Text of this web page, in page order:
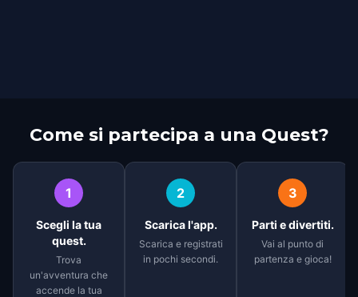
Come si partecipa a una Quest?
1
Scegli la tua
quest.
Trova
un'avventura che
accende la tua
2
Scarica l'app.
Scarica e registrati
in pochi secondi.
3
Parti e divertiti.
Vai al punto di
partenza e gioca!